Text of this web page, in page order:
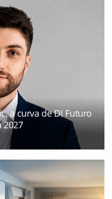
a curva de DI Futuro
2027